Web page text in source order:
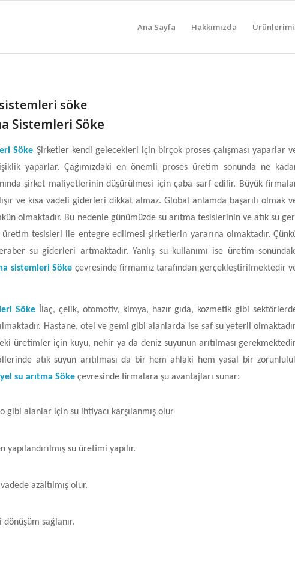
Ana Sayfa Hakkımızda
söke
Sistemleri Söke
Söke Şirketler kendi gelecekleri için birçok proses çalışması yaparlar
yaparlar. Çağımızdaki en önemli proses üretim sonunda ne
şirket maliyetlerinin düşürülmesi için çaba sarf edilir. Büyük
ve kısa vadeli giderleri dikkat almaz. Global anlamda başarılı olmak
olmaktadır. Bu nedenle günümüzde su arıtma tesislerinin ve atık su
üretim tesisleri ile entegre edilmesi şirketlerin yararına olmaktadır.
su giderleri artmaktadır. Yanlış su kullanımı ise üretim
sistemleri Söke çevresinde firmamız tarafından gerçekleştirilmektedir
Söke
İlaç, çelik, otomotiv, kimya, hazır gıda, kozmetik gibi
Hastane, otel ve gemi gibi alanlarda ise saf su yeterli
üretimler için kuyu, nehir ya da deniz suyunun arıtılması
atık suyun arıtılması da bir hem ahlaki hem yasal bir
su arıtma Söke çevresinde firmalara şu avantajları sunar:
gibi alanlar için su ihtiyacı karşılanmış olur
su üretimi yapılır.
azaltılmış olur.
dönüşüm sağlanır.